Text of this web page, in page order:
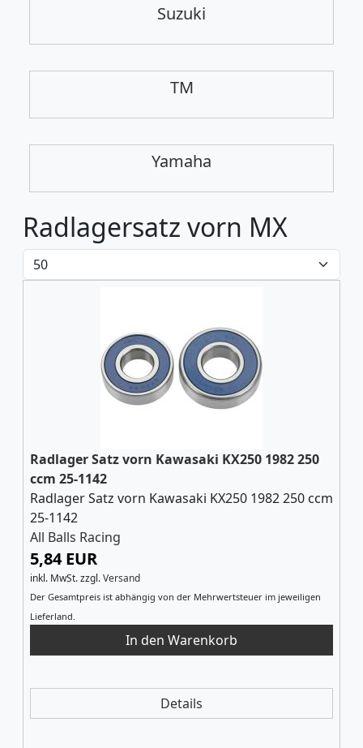
Suzuki
TM
Yamaha
Radlagersatz vorn MX
Radlager Satz vorn Kawasaki KX250 1982 250
ccm 25-1142
Radlager Satz vorn Kawasaki KX250 1982 250 ccm
25-1142
All Balls Racing
5,84 EUR
inkl. MwSt.zzgl.Versand
Der Gesamtpreis ist abhängig von der Mehrwertsteuer im jeweiligen
Lieferland.
Details